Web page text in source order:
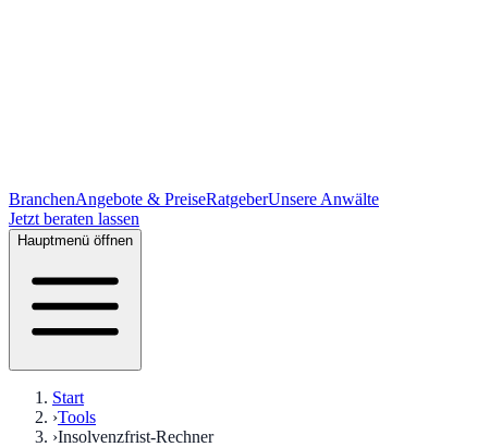
BranchenAngebote & PreiseRatgeberUnsere Anwälte
Jetzt beraten lassen
Hauptmenü öffnen
Start
›Tools
›Insolvenzfrist-Rechner